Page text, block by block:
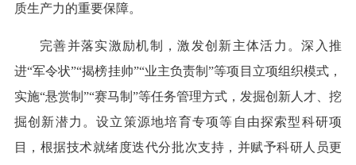
质生产力的重要保障。
完善并落实激励机制，激发创新主体活力。深入推
进“军令状”“揭榜挂帅”“业主负责制”等项目立项组织模式，
实施“悬赏制”“赛马制”等任务管理方式，发掘创新人才、挖
掘创新潜力。设立策源地培育专项等自由探索型科研项
目，根据技术就绪度迭代分批次支持，并赋予科研人员更